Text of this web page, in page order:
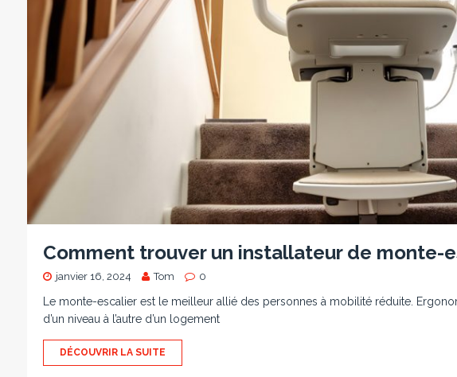
Comment trouver un installateur de monte-
janvier 16, 2024 Tom 0
Le monte-escalier est le meilleur allié des personnes à mobilité réduite.
d’un niveau à l’autre d’un logement
DÉCOUVRIR LA SUITE